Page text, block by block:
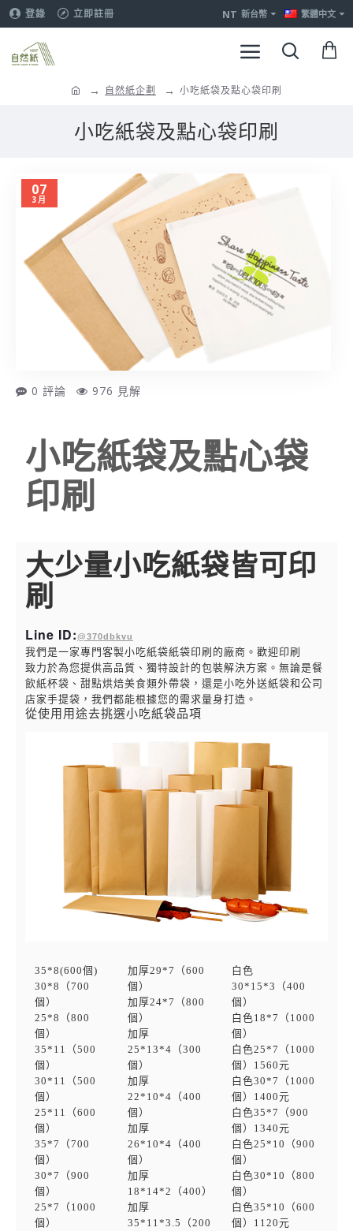
登錄 立即註冊 NT 新台幣 繁體中文
自然紙企劃 小吃紙袋及點心袋印刷
小吃紙袋及點心袋印刷
07
3月
0 評論 976 見解
小吃紙袋及點心袋
印刷
大少量小吃紙袋皆可印
刷
Line ID:@370dbkvu
我們是一家專門客製小吃紙袋紙袋印刷的廠商。歡迎印刷
致力於為您提供高品質、獨特設計的包裝解決方案。無論是餐
飲紙杯袋、甜點烘焙美食類外帶袋，還是小吃外送紙袋和公司
店家手提袋，我們都能根據您的需求量身打造。
從使用用途去挑選小吃紙袋品項
35*8(600個)
30*8（700
個）
25*8（800
個）
35*11（500
個）
30*11（500
個）
25*11（600
個）
35*7（700
個）
30*7（900
個）
25*7（1000
個）
加厚29*7（600
個）
加厚24*7（800
個）
加厚
25*13*4（300
個）
加厚
22*10*4（400
個）
加厚
26*10*4（400
個）
加厚
18*14*2（400）
加厚
35*11*3.5（200
白色
30*15*3（400
個）
白色18*7（1000
個）
白色25*7（1000
個）1560元
白色30*7（1000
個）1400元
白色35*7（900
個）1340元
白色25*10（900
個）
白色30*10（800
個）
白色35*10（600
個）1120元